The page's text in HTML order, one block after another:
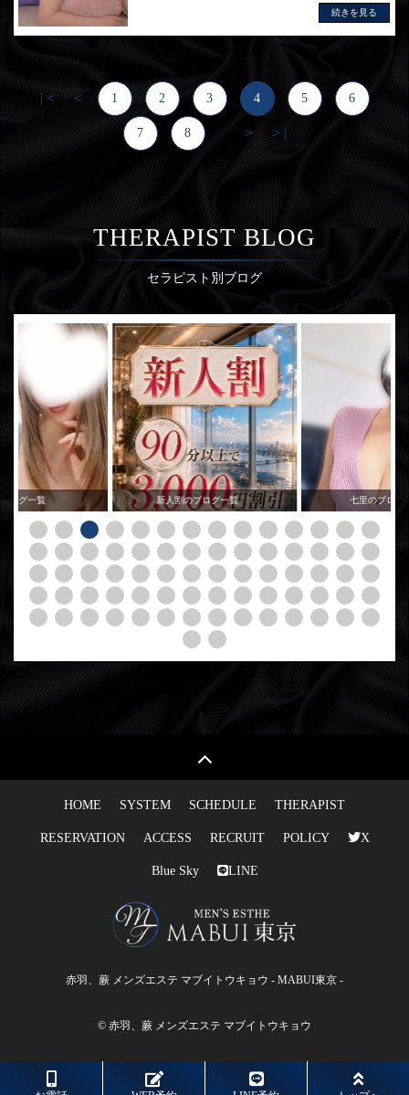
続きを見る
|＜ ＜ 1 2 3 4 5 6
7 8 ＞ ＞|
THERAPIST BLOG
セラピスト別ブログ
ログ一覧 新人割のブログ一覧 七里のブログ
HOME SYSTEM SCHEDULE THERAPIST
RESERVATION ACCESS RECRUIT POLICY X
Blue Sky LINE
赤羽、蕨 メンズエステ マブイトウキョウ - MABUI東京 -
© 赤羽、蕨 メンズエステ マブイトウキョウ